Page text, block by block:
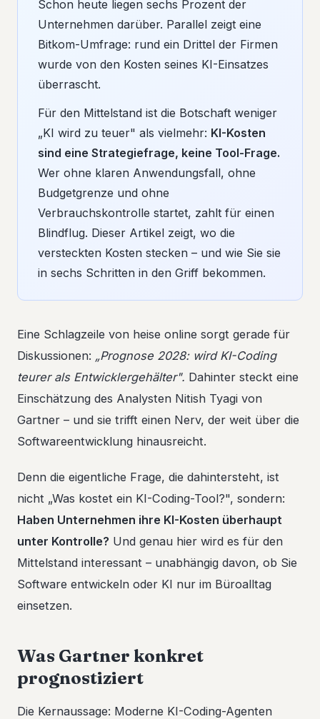
Schon heute liegen sechs Prozent der
Unternehmen darüber. Parallel zeigt eine
Bitkom-Umfrage: rund ein Drittel der Firmen
wurde von den Kosten seines KI-Einsatzes
überrascht.
Für den Mittelstand ist die Botschaft weniger
„KI wird zu teuer" als vielmehr: KI-Kosten
sind eine Strategiefrage, keine Tool-Frage.
Wer ohne klaren Anwendungsfall, ohne
Budgetgrenze und ohne
Verbrauchskontrolle startet, zahlt für einen
Blindflug. Dieser Artikel zeigt, wo die
versteckten Kosten stecken – und wie Sie sie
in sechs Schritten in den Griff bekommen.
Eine Schlagzeile von heise online sorgt gerade für
Diskussionen: „Prognose 2028: wird KI-Coding
teurer als Entwicklergehälter". Dahinter steckt eine
Einschätzung des Analysten Nitish Tyagi von
Gartner – und sie trifft einen Nerv, der weit über die
Softwareentwicklung hinausreicht.
Denn die eigentliche Frage, die dahintersteht, ist
nicht „Was kostet ein KI-Coding-Tool?", sondern:
Haben Unternehmen ihre KI-Kosten überhaupt
unter Kontrolle? Und genau hier wird es für den
Mittelstand interessant – unabhängig davon, ob Sie
Software entwickeln oder KI nur im Büroalltag
einsetzen.
Was Gartner konkret
prognostiziert
Die Kernaussage: Moderne KI-Coding-Agenten